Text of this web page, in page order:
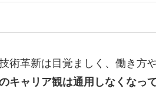
革新は目覚ましく、働き方
キャリア観は通用しなくなっ